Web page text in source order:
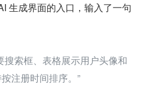
生成界面的入口，输入了一句
搜索框、表格展示用户头像和
注册时间排序。”